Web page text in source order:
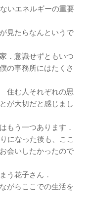
いエネルギーの重要
見たらなんというで
．意識せずともいつ
の事務所にはたくさ
住む人それぞれの思
が大切だと感じまし
もう一つあります．
になった後も、ここ
会いしたかったので
う花子さん．
がらここでの生活を